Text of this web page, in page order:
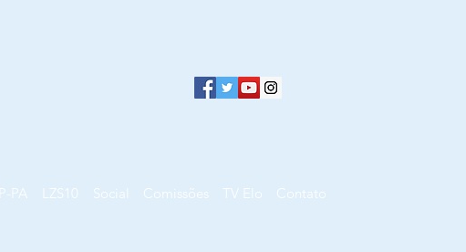
PA LZS10 Social Comissões TV Elo Contato